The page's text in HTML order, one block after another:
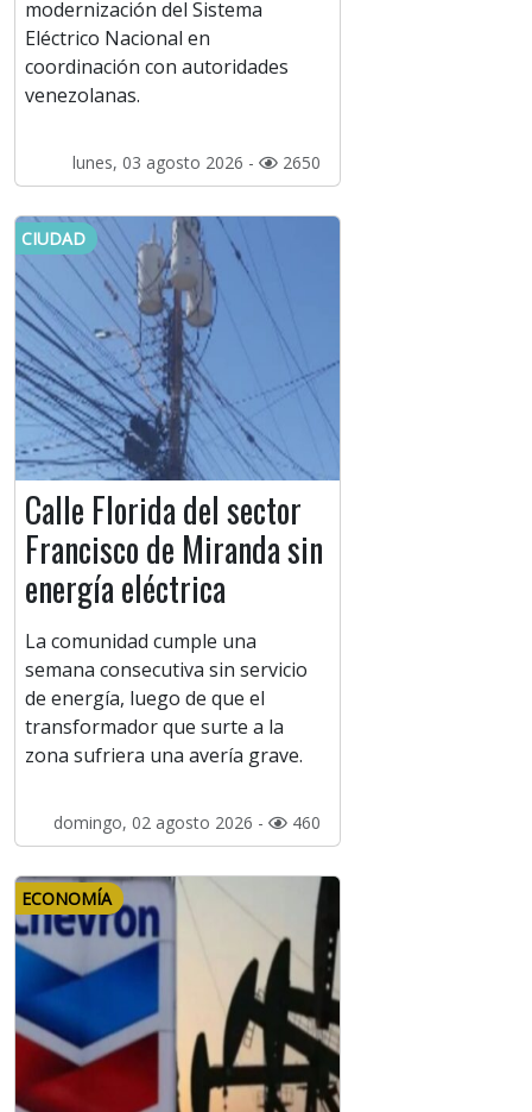
modernización del Sistema
Eléctrico Nacional en
coordinación con autoridades
venezolanas.
lunes, 03 agosto 2026 - 2650
CIUDAD
Calle Florida del sector
Francisco de Miranda sin
energía eléctrica
La comunidad cumple una
semana consecutiva sin servicio
de energía, luego de que el
transformador que surte a la
zona sufriera una avería grave.
domingo, 02 agosto 2026 - 460
ECONOMÍA